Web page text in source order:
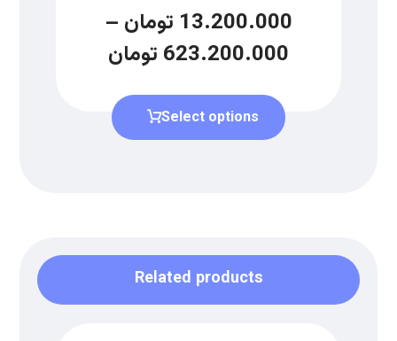
13.200.000 تومان –
623.200.000 تومان
Select options
Related products